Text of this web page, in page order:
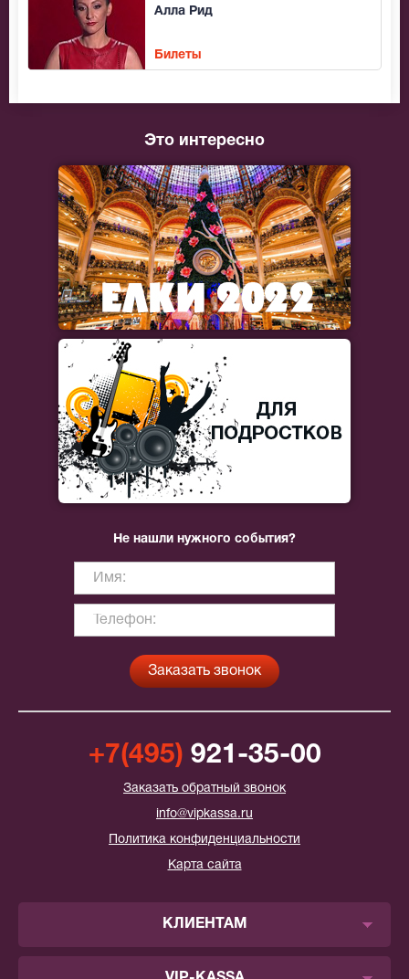
Алла Рид
Билеты
Это интересно
Не нашли нужного события?
+7(495) 921-35-00
Заказать обратный звонок
info@vipkassa.ru
Политика конфиденциальности
Карта сайта
КЛИЕНТАМ